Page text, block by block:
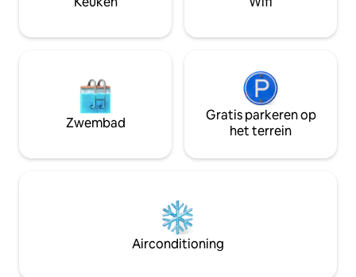
Zwembad
Gratis parkeren op
het terrein
Airconditioning